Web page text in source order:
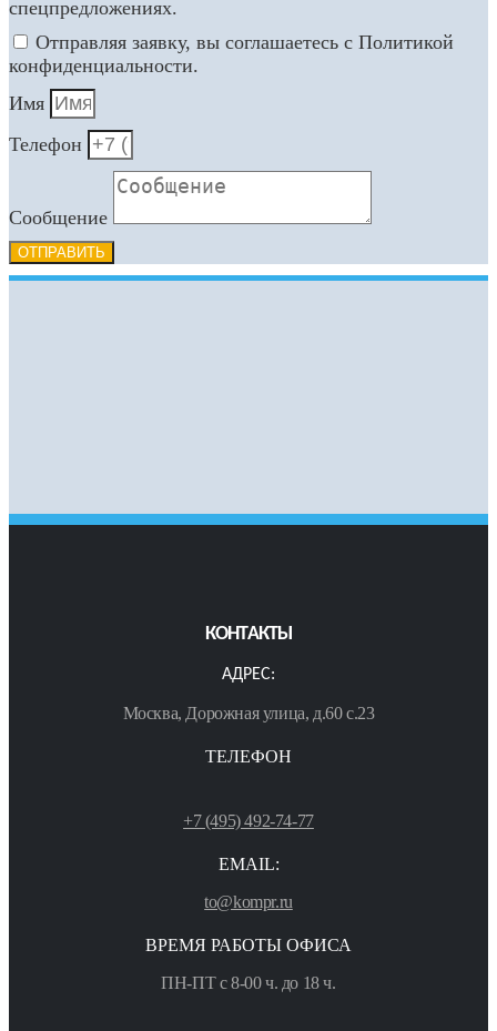
спецпредложениях.
Отправляя заявку, вы соглашаетесь с Политикой
конфиденциальности.
Имя
Телефон
Сообщение
ОТПРАВИТЬ
КОНТАКТЫ
АДРЕС:
Москва, Дорожная улица, д.60 с.23
ТЕЛЕФОН
+7 (495) 492-74-77
EMAIL:
to@kompr.ru
ВРЕМЯ РАБОТЫ ОФИСА
ПН-ПТ с 8-00 ч. до 18 ч.